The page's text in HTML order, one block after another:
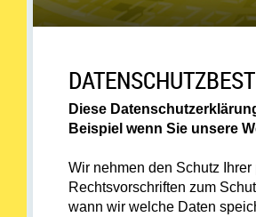
Diese
Beispiel wenn Sie unsere
Wir nehmen den Schutz
Rechtsvorschriften zum
wann wir welche Daten